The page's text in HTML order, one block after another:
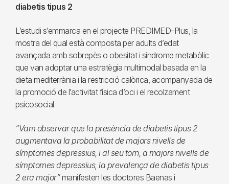
diabetis tipus 2
L’estudi s’emmarca en el projecte PREDIMED-Plus, la
mostra del qual està composta per adults d’edat
avançada amb sobrepès o obesitat i síndrome metabòlic
que van adoptar una estratègia multimodal basada en la
dieta mediterrània i la restricció calòrica, acompanyada de
la promoció de l’activitat física d’oci i el recolzament
psicosocial.
“Vam observar que la presència de diabetis tipus 2
augmentava la probabilitat de majors nivells de
símptomes depressius, i al seu torn, a majors nivells de
símptomes depressius, la prevalença de diabetis tipus
2 era major”manifesten les doctores Baenas i